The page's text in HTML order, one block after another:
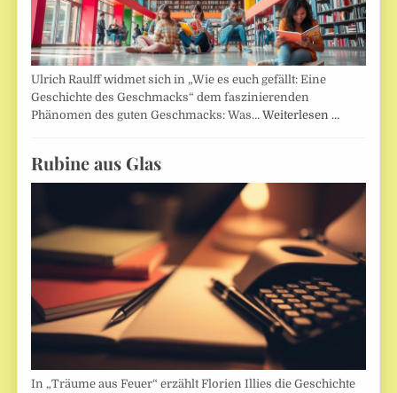
Ulrich Raulff widmet sich in „Wie es euch gefällt: Eine
Geschichte des Geschmacks“ dem faszinierenden
Phänomen des guten Geschmacks: Was…Weiterlesen …
Rubine aus Glas
In „Träume aus Feuer“ erzählt Florien Illies die Geschichte